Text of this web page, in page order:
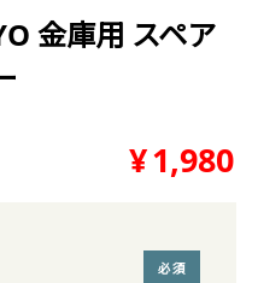
金庫用 スペア
¥1,980